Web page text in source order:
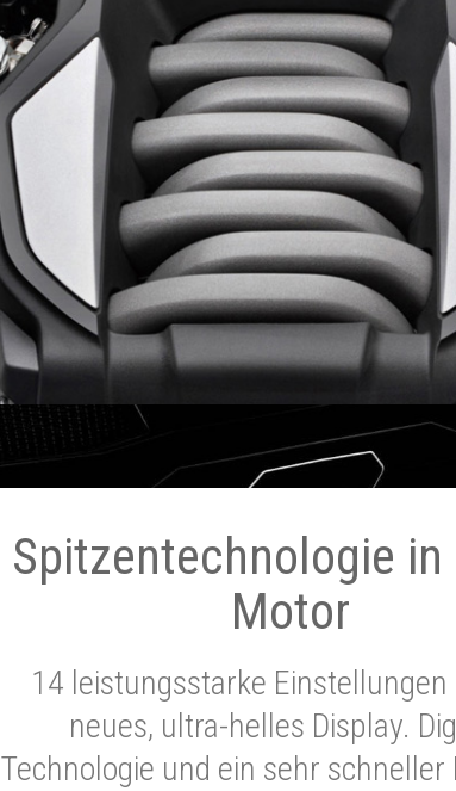
Spitzentechnologie in
Motor
14 leistungsstarke Einstellungen
neues, ultra-helles Display.
Technologie und ein sehr schneller